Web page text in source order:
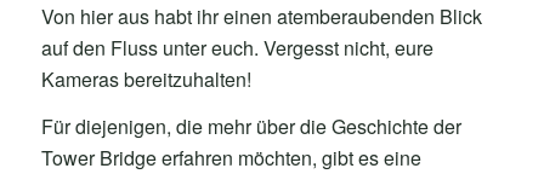
Von hier aus habt ihr einen atemberaubenden Blick
auf den Fluss unter euch. Vergesst nicht, eure
Kameras bereitzuhalten!
Für diejenigen, die mehr über die Geschichte der
Tower Bridge erfahren möchten, gibt es eine